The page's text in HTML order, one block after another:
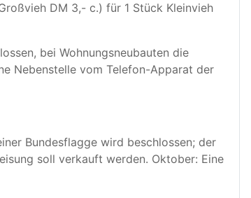
DM 3,- c.) für 1 Stück Kleinvieh
bei Wohnungsneubauten die
Nebenstelle vom Telefon-Apparat der
Bundesflagge wird beschlossen; der
soll verkauft werden. Oktober: Eine